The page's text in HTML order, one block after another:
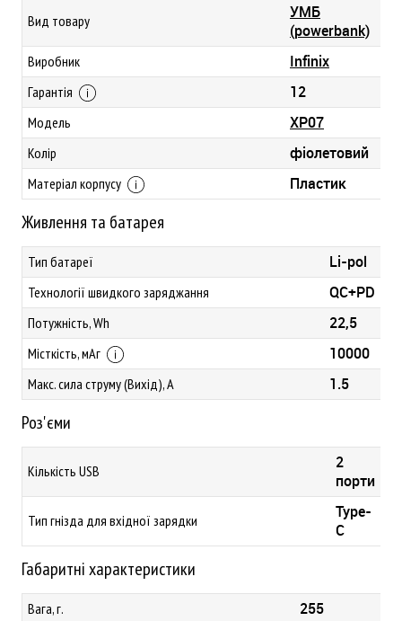
Вид товару
УМБ
(powerbank)
Виробник Infinix
Гарантія 12
Модель XP07
Колір фіолетовий
Матеріал корпусу Пластик
Живлення та батарея
Тип батареї Li-pol
Технології швидкого заряджання QC+PD
Потужність, Wh 22,5
Місткість, мАг 10000
Макс. сила струму (Вихід), А 1.5
Роз'єми
Кількість USB
2
порти
Тип гнізда для вхідної зарядки
Type-
C
Габаритні характеристики
Вага, г. 255